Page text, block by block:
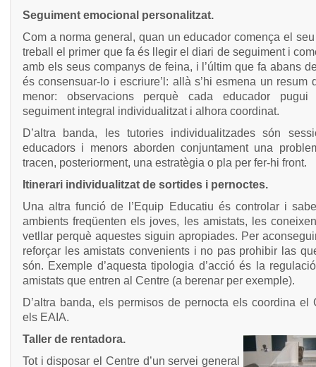
Seguiment emocional personalitzat.
Com a norma general, quan un educador comença el
treball el primer que fa és llegir el diari de seguiment i
amb els seus companys de feina, i l’últim que fa abans
és consensuar-lo i escriure’l: allà s’hi esmena un resum
menor: observacions perquè cada educador
seguiment integral individualitzat i alhora coordinat.
D’altra banda, les tutories individualitzades són
educadors i menors aborden conjuntament una
tracen, posteriorment, una estratègia o pla per fer-hi front.
Itinerari individualitzat de sortides i pernoctes.
Una altra funció de l’Equip Educatiu és controlar i
ambients freqüenten els joves, les amistats, les
vetllar perquè aquestes siguin apropiades. Per
reforçar les amistats convenients i no pas prohibir las
són. Exemple d’aquesta tipologia d’acció és la
amistats que entren al Centre (a berenar per exemple).
D’altra banda, els permisos de pernocta els coordina el
els EAIA.
Taller de rentadora.
Tot i disposar el Centre d’un servei general